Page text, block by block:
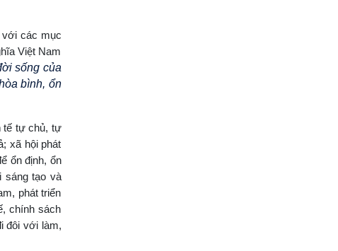
với các mục
Việt Nam
sống của
bình, ổn
tế tự chủ, tự
xã hội phát
ổn định, ổn
sáng tạo và
phát triển
chính sách
đôi với làm,